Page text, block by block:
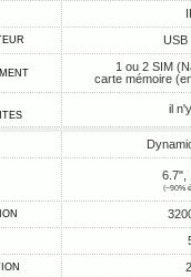
USB
1 ou 2 SIM
carte mémoire
il
6.7",
(~90%